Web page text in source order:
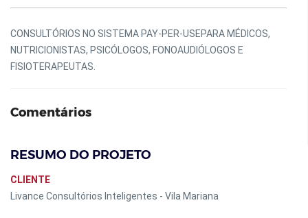
CONSULTÓRIOS NO SISTEMA PAY-PER-USEPARA MÉDICOS,
NUTRICIONISTAS, PSICÓLOGOS, FONOAUDIÓLOGOS E
FISIOTERAPEUTAS.
Comentários
RESUMO DO PROJETO
CLIENTE
Livance Consultórios Inteligentes - Vila Mariana